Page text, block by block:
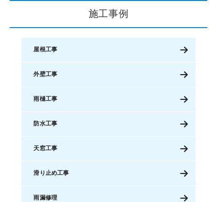
施工事例
屋根工事
外壁工事
雨樋工事
防水工事
天窓工事
滑り止め工事
雨漏修理